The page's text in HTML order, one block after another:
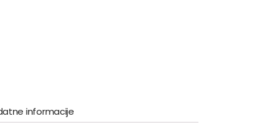
informacije